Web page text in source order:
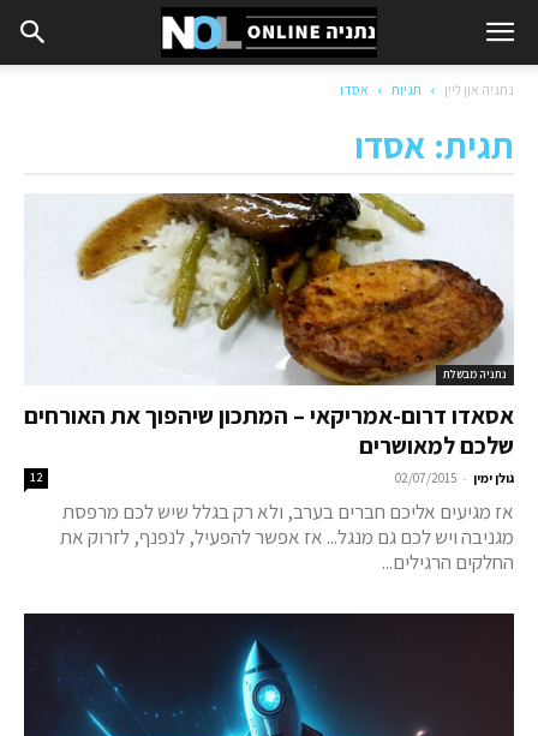
נתניה און ליין תגיות אסדו
תגית: אסדו
נתניה מבשלת
אסאדו דרום-אמריקאי – המתכון שיהפוך את האורחים
שלכם למאושרים
גולן ימין -
02/07/2015
12
אז מגיעים אליכם חברים בערב, ולא רק בגלל שיש לכם מרפסת
מגניבה ויש לכם גם מנגל... אז אפשר להפעיל, לנפנף, לזרוק את
החלקים הרגילים...